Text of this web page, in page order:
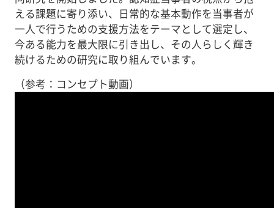
える課題に寄り添い、日常的な基本動作を当事者が
一人で行うための支援方法をテーマとして選定し、
今ある能力を最大限に引き出し、その人らしく輝き
続けるための研究に取り組んでいます。
（参考：コンセプト動画）